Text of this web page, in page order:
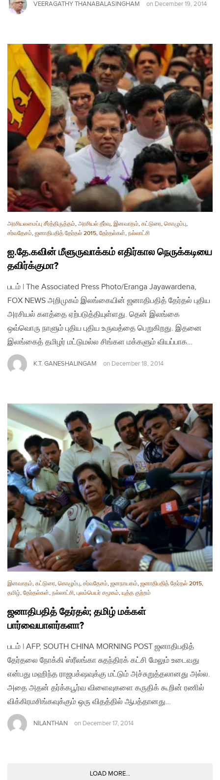
VEERAGATHY THANABALASINGHAM on December 19, 2014
அரசியலமைப்பு சீர்த்திருத்தம், அரசியல் தீர்வு, இனவாதம், கட்டுரை, கொழும்பு,
சர்வதேசம், ஜனாதிபதித் தேர்தல் 2015, தேர்தல்கள், நல்லாட்சி
ஐ.தே.கவின் மீளுருவாக்கம் எதிர்கால நெருக்கடியை
தவிர்க்குமா?
படம் | The Associated Press Photo/Eranga Jayawardena,
FOX NEWS அறிமுகம் இலங்கையின் ஜனாதிபதித் தேர்தல் புதிய
அரசியல் களத்தை ஏற்படுத்தியுள்ளது. தென் இலங்கை
ஒவ்வொரு நாளும் புதிய புதிய உருவத்தை பெறுகிறது. இதனை
இலங்கைத் தமிழர் மட்டுமல்ல சிங்கள மக்களும் வியப்பாக…
K.T. GANESHALINGAM on December 18, 2014
இனவாதம், கட்டுரை, கொழும்பு, சர்வதேசம், ஜனநாயகம், ஜனாதிபதித் தேர்தல் 2015,
தமிழ், தேர்தல்கள், நல்லாட்சி, புலம்பெயர் சமூகம், யுத்த குற்றம்
ஜனாதிபதித் தேர்தல்; தமிழ் மக்கள்
பார்வையாளர்களா?
படம் | AFP, SOUTH CHINA MORNING POST ஜனாதிபதித்
தேர்தலை நோக்கி ஸ்ரீலங்கா சுதந்திரக் கட்சி மேலும் உடைவது
என்பது மஹிந்த ராஜபக்‌ஷவுக்கு மட்டும் அச்சுறுத்தலானது அல்ல.
அதை அதன் தர்க்கபூர்வ விளைவுகளை கருதிக் கூறின் ரணில்
விக்கிரமசிங்கவுக்கும் ஒரு விதத்தில் ஆபத்தானது…
NILANTHAN on December 17, 2014
LOAD MORE...